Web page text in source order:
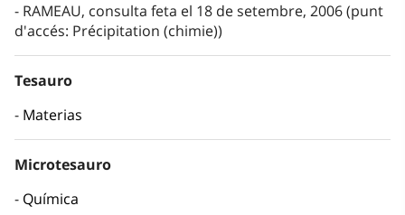
RAMEAU, consulta feta el 18 de setembre, 2006 (punt
d'accés: Précipitation (chimie))
Tesauro
Materias
Microtesauro
Química